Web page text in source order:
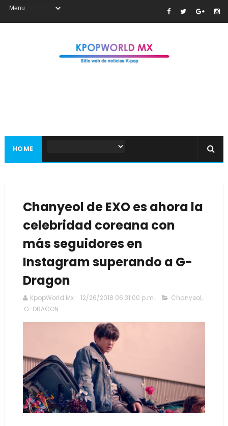
HOME
Chanyeol de EXO es ahora la
celebridad coreana con
más seguidores en
Instagram superando a G-
Dragon
KpopWorld Mx 12/26/2018 06:31:00 p.m. Chanyeol,
G-DRAGON